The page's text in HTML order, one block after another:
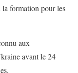
la formation pour les
aux
avant le 24